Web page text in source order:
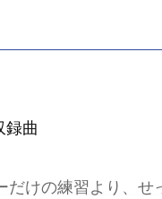
録曲
だけの練習より、せ